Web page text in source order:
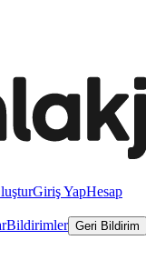
Giriş YapHesap
Bildirimler Geri Bildirim